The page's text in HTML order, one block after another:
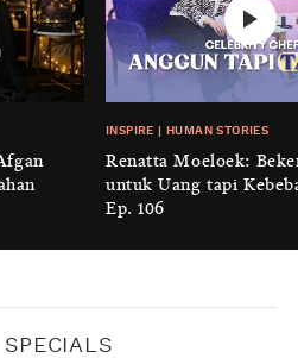
Like: Camping Ground
CXO MEDIA
GENERAL KNOWLEDGE
Daun Terakhir: Kala
Alam' yang Tak Lagi Bisa
CXO MEDIA
INSPIRE HUMAN STORIES
Renatta Moeloek:
untuk Uang tapi
Ep. 106
SPECIALS